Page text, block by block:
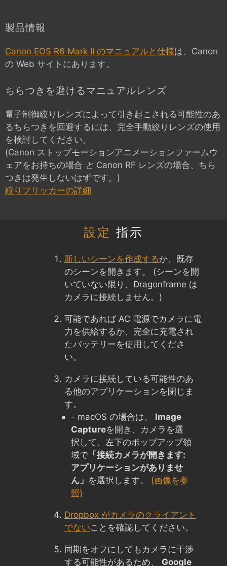
製品情報
Canon EOS R6 Mark II のマニュアルと仕様は、Canon
の Web サイトにあります。
ちらつきを避けるマニュアルレンズ
電子制御絞りレンズによって引き起こされる可能性のあ
るちらつきを回避するには、完全手動絞りレンズの使用
を検討してください。
(Canon ストップモーションアニメーションファームウ
ェアをお持ちの場合 と Canon RF レンズの場合、ちら
つきは発生しないはずです。)
絞りフリッカーの詳細
設定 指示
新しいシーンを作成するか、既存
のシーンを開きます。 (シーンを開
いていない限り、Dragonframe は
カメラに接続しません。)
可能であれば AC 電源でカメラに電
力を供給するか、完全に充電され
たバッテリーを使用してくださ
い。
カメラに接続している可能性のあ
る他のアプリケーションを閉じま
す。
- macOS の場合は、 Image
Captureを開き、カメラを選
択して、左下のポップアップ領
域で 「接続カメラが開きます:
アプリケーションがありませ
ん」 を選択します。 (画像を参
照)
Dropbox がカメラのクライアント
でないことを確認してください。
同期をオフにしてもカメラに干渉
する可能性があるため、 Google